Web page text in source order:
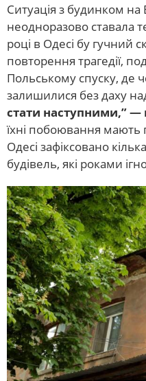
Ситуація з будинком на
неодноразово ставала
році в Одесі бу гучний
повторення трагедії,
Польському спуску, де
залишилися без даху
стати наступними,” —
їхні побоювання мають
Одесі зафіксовано
будівель, які роками